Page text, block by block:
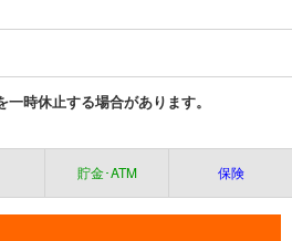
時休止する場合があります。
貯金･ATM 保険